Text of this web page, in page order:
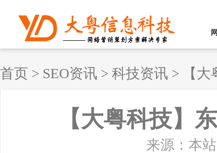
首页 > SEO资讯 > 科技资讯 > 【
【大粤科技】
来源：本